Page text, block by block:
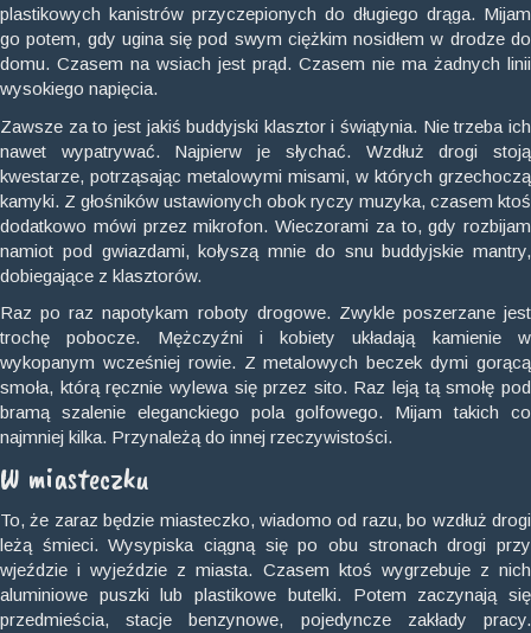
plastikowych kanistrów przyczepionych do długiego drąga. Mijam
go potem, gdy ugina się pod swym ciężkim nosidłem w drodze do
domu. Czasem na wsiach jest prąd. Czasem nie ma żadnych linii
wysokiego napięcia.
Zawsze za to jest jakiś buddyjski klasztor i świątynia. Nie trzeba ich
nawet wypatrywać. Najpierw je słychać. Wzdłuż drogi stoją
kwestarze, potrząsając metalowymi misami, w których grzechoczą
kamyki. Z głośników ustawionych obok ryczy muzyka, czasem ktoś
dodatkowo mówi przez mikrofon. Wieczorami za to, gdy rozbijam
namiot pod gwiazdami, kołyszą mnie do snu buddyjskie mantry,
dobiegające z klasztorów.
Raz po raz napotykam roboty drogowe. Zwykle poszerzane jest
trochę pobocze. Mężczyźni i kobiety układają kamienie w
wykopanym wcześniej rowie. Z metalowych beczek dymi gorącą
smoła, którą ręcznie wylewa się przez sito. Raz leją tą smołę pod
bramą szalenie eleganckiego pola golfowego. Mijam takich co
najmniej kilka. Przynależą do innej rzeczywistości.
W miasteczku
To, że zaraz będzie miasteczko, wiadomo od razu, bo wzdłuż drogi
leżą śmieci. Wysypiska ciągną się po obu stronach drogi przy
wjeździe i wyjeździe z miasta. Czasem ktoś wygrzebuje z nich
aluminiowe puszki lub plastikowe butelki. Potem zaczynają się
przedmieścia, stacje benzynowe, pojedyncze zakłady pracy.